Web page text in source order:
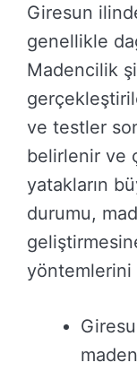
Giresun
genellikle
Madencilik
ve testler
belirlenir ve
yatakların
durumu,
yöntemlerini